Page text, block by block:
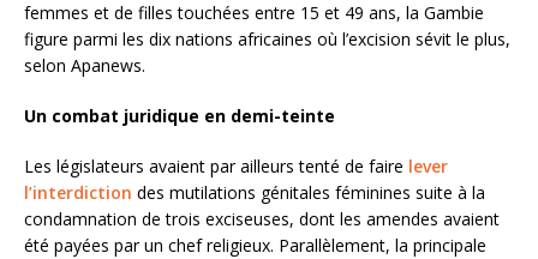
femmes et de filles touchées entre 15 et 49 ans, la Gambie
figure parmi les dix nations africaines où l’excision sévit le plus,
selon Apanews.
Un combat juridique en demi-teinte
Les législateurs avaient par ailleurs tenté de faire lever
l’interdiction des mutilations génitales féminines suite à la
condamnation de trois exciseuses, dont les amendes avaient
été payées par un chef religieux. Parallèlement, la principale